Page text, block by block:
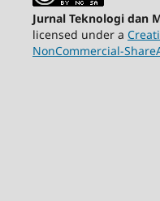
Jurnal Teknologi dan
licensed under a
NonCommercial-